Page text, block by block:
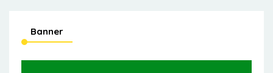
Banner